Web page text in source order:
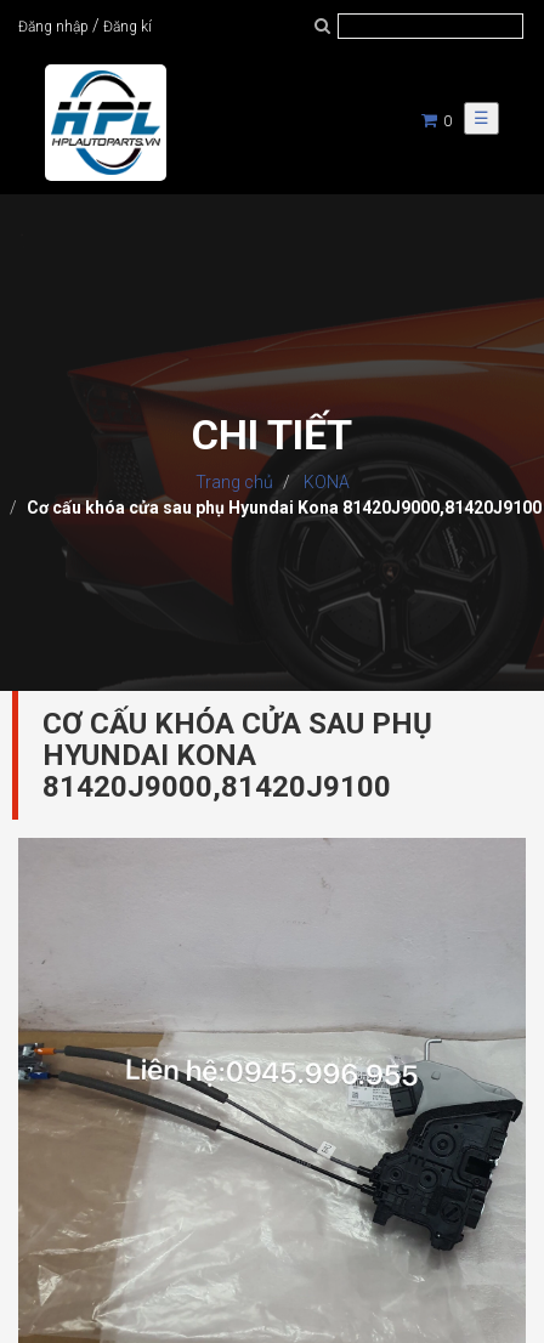
Đăng nhập / Đăng kí
☰
0
CHI TIẾT
Trang chủ
KONA
Cơ cấu khóa cửa sau phụ Hyundai Kona 81420J9000,81420J9100
CƠ CẤU KHÓA CỬA SAU PHỤ
HYUNDAI KONA
81420J9000,81420J9100